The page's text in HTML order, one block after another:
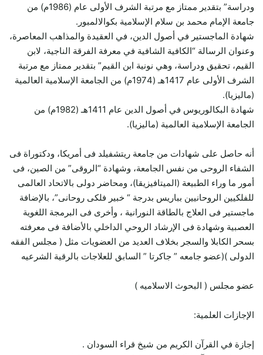
ودراسة” بتقدير ممتاز مع مرتبة الشرف الأولى عام (1986م) من
جامعة الإمام محمد بن سلام الإسلامية بكوالالمبور.
شهادة الماجستير في أصول الدين، في العقيدة والمذاهب المعاصرة،
وعنوان الرسالة “الكافية الشافية في معرفة الفرقة الناجية، لابن
القيم، تحقيق ودراسة، وهي نونية ابن القيم” بتقدير ممتاز مع مرتبة
الشرف الأولى عام 1417هـ (1974م) من الجامعة الإسلامية العالمية
(ماليزيا).
شهادة البكالوريوس في أصول الدين عام 1411هـ (1982م) من
الجامعة الإسلامية العالمية (ماليزيا).
أنه حاصل على شهادات من جامعة ريتشفيلد فى أمريكا، ودكتوراة فى
الشفاء الروحى من نفس الجامعة، وشهادة “الروقى” من الصين، فى
أمور ما وراء الطبيعة (الميتافيزيقا)، ومحاضر دولى بالاتحاد العالمى
للفلكيين الروحانيين بباريس بدرجة “ خبير فلكى روحانى”، بالإضافة
ماجستير فى العلاج بالطاقة النورانية ، وأخرى فى البرمجة اللغوية
العصبية وشهادة فى الإرشاد الروحي الداخلي بالأضافة فى معرفته
بسحر الكابلا والسجر بخلاف العديد من العضويات مثل ( مجلس الفقه
الدولى )(عضو جامعه ” جاكرتا ” السابق للعلاجات بالرقية الشرعيه
عضو مجلس ( البحوث الاسلاميه )
الإجازات العلمية:
إجازة في القرآن الكريم من شيخ قراء السودان .